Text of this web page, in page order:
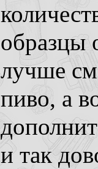
образцы
лучше
пиво, а
и так